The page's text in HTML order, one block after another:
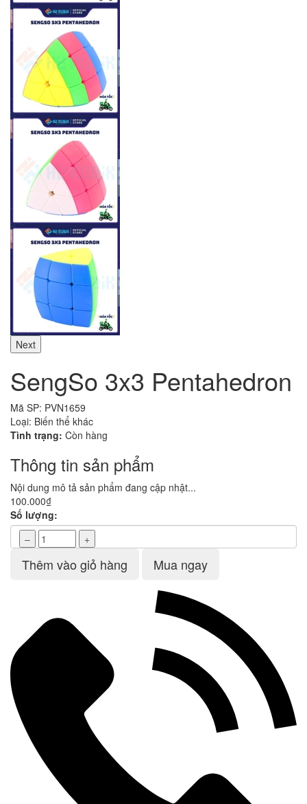
Next
SengSo 3x3 Pentahedron
Mã SP: PVN1659
Loại: Biến thể khác
Tình trạng: Còn hàng
Thông tin sản phẩm
Nội dung mô tả sản phẩm đang cập nhật...
100.000₫
Số lượng:
–
+
Thêm vào giỏ hàng Mua ngay